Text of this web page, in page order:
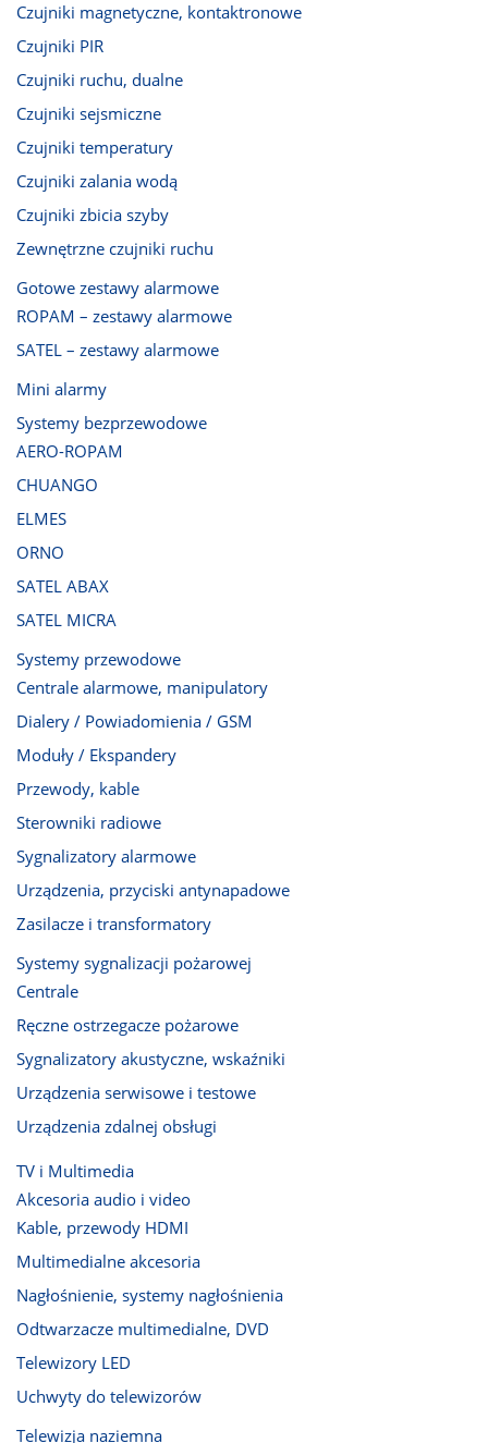
Czujniki magnetyczne, kontaktronowe
Czujniki PIR
Czujniki ruchu, dualne
Czujniki sejsmiczne
Czujniki temperatury
Czujniki zalania wodą
Czujniki zbicia szyby
Zewnętrzne czujniki ruchu
Gotowe zestawy alarmowe
ROPAM – zestawy alarmowe
SATEL – zestawy alarmowe
Mini alarmy
Systemy bezprzewodowe
AERO-ROPAM
CHUANGO
ELMES
ORNO
SATEL ABAX
SATEL MICRA
Systemy przewodowe
Centrale alarmowe, manipulatory
Dialery / Powiadomienia / GSM
Moduły / Ekspandery
Przewody, kable
Sterowniki radiowe
Sygnalizatory alarmowe
Urządzenia, przyciski antynapadowe
Zasilacze i transformatory
Systemy sygnalizacji pożarowej
Centrale
Ręczne ostrzegacze pożarowe
Sygnalizatory akustyczne, wskaźniki
Urządzenia serwisowe i testowe
Urządzenia zdalnej obsługi
TV i Multimedia
Akcesoria audio i video
Kable, przewody HDMI
Multimedialne akcesoria
Nagłośnienie, systemy nagłośnienia
Odtwarzacze multimedialne, DVD
Telewizory LED
Uchwyty do telewizorów
Telewizja naziemna